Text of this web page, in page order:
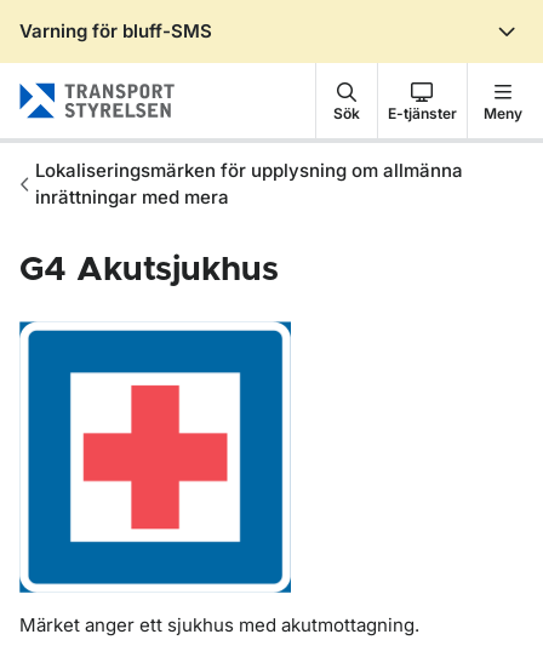
Varning för bluff-SMS
Sök E-tjänster Meny
Lokaliseringsmärken för upplysning om allmänna
inrättningar med mera
G4 Akutsjukhus
Märket anger ett sjukhus med akutmottagning.